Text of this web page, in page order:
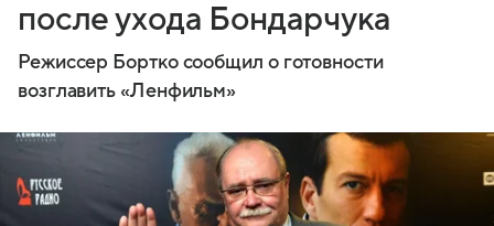
после ухода Бондарчука
Режиссер Бортко сообщил о готовности
возглавить «Ленфильм»